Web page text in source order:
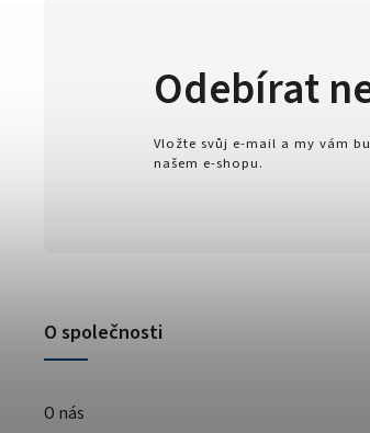
O společnosti
O nás
Odebírat
Vložte svůj e-mail a my vám
našem e-shopu.